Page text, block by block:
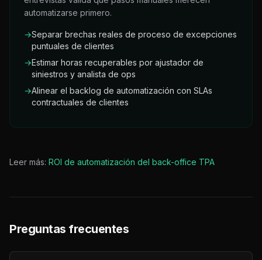
automatizarse primero.
→Separar brechas reales de proceso de excepciones
puntuales de clientes
→Estimar horas recuperables por ajustador de
siniestros y analista de ops
→Alinear el backlog de automatización con SLAs
contractuales de clientes
Leer más: ROI de automatización del back-office TPA
Preguntas frecuentes